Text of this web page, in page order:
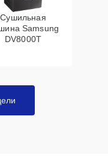
Сушильная
Samsung
DV8000T